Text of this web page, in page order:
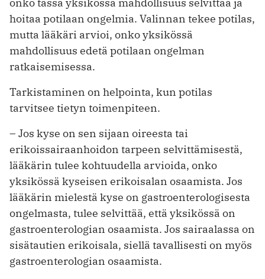
hoitaa potilaan ongelmia. Valinnan ­tekee potilas,
mutta lääkäri arvioi, onko yksikössä
mahdollisuus edetä potilaan ongelman
ratkaisemisessa.
Tarkistaminen on helpointa, kun potilas
tarvitsee tietyn toimenpiteen.
– Jos kyse on sen sijaan oireesta tai
erikoissairaanhoidon tarpeen selvittämisestä,
lääkärin tulee kohtuudella arvioida, onko
yksikössä kyseisen erikoisalan osaamista. Jos
lääkärin mielestä kyse on gastroenterologisesta
ongelmasta, tulee selvittää, että yksikössä on
gastroenterologian osaamista. Jos sairaalassa on
­sisätautien erikoisala, siellä tavallisesti on myös
gastroenterologian osaamista.